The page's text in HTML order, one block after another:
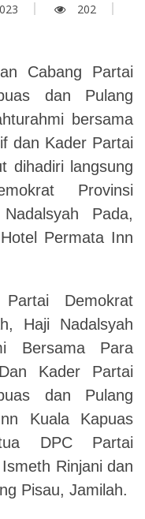
202
Cabang Partai
dan Pulang
bersama
dan Kader Partai
dihadiri langsung
Provinsi
Pada,
Permata Inn
Demokrat
Haji Nadalsyah
Bersama Para
Kader Partai
dan Pulang
Kuala Kapuas
DPC Partai
Rinjani dan
Pisau, Jamilah.